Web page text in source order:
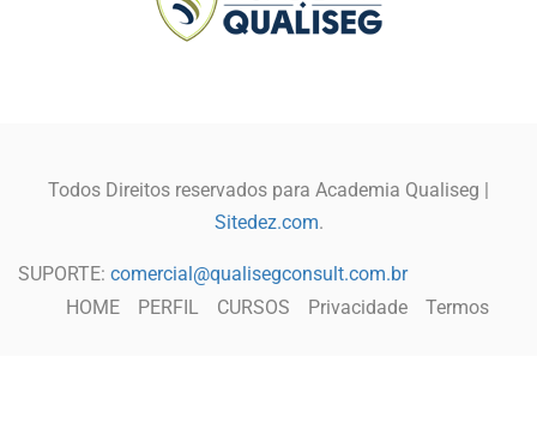
Todos Direitos reservados para Academia Qualiseg |
Sitedez.com.
SUPORTE: comercial@qualisegconsult.com.br
HOME
PERFIL CURSOS Privacidade Termos